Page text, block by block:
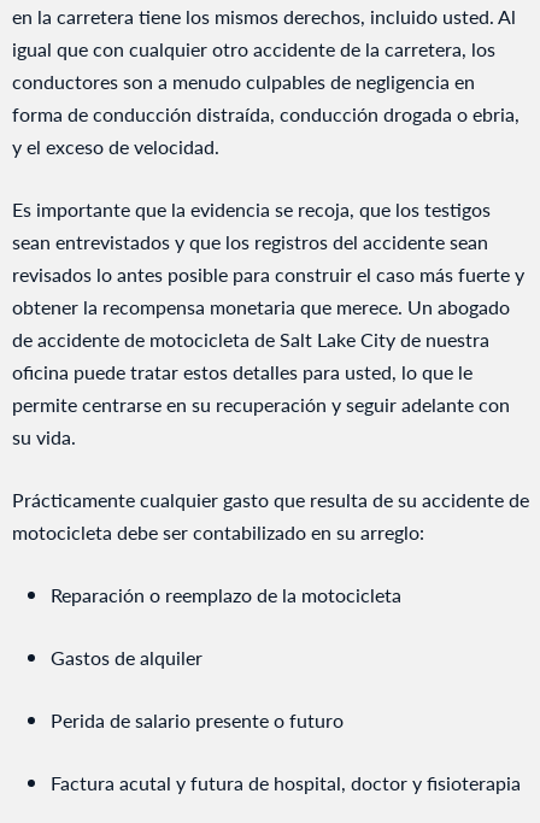
en la carretera tiene los mismos derechos, incluido usted. Al
igual que con cualquier otro accidente de la carretera, los
conductores son a menudo culpables de negligencia en
forma de conducción distraída, conducción drogada o ebria,
y el exceso de velocidad.
Es importante que la evidencia se recoja, que los testigos
sean entrevistados y que los registros del accidente sean
revisados lo antes posible para construir el caso más fuerte y
obtener la recompensa monetaria que merece. Un abogado
de accidente de motocicleta de Salt Lake City de nuestra
oficina puede tratar estos detalles para usted, lo que le
permite centrarse en su recuperación y seguir adelante con
su vida.
Prácticamente cualquier gasto que resulta de su accidente de
motocicleta debe ser contabilizado en su arreglo:
Reparación o reemplazo de la motocicleta
Gastos de alquiler
Perida de salario presente o futuro
Factura acutal y futura de hospital, doctor y fisioterapia